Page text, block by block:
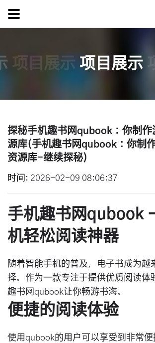
项目展示 项目展示
探秘手机趣书网qubook：你制作
源库(手机趣书网qubook：你制
资源库-继续探秘)
时间 2026-02-09 08:06:37
手机趣书网qubook
机轻松阅读神器
随着智能手机的普及，电子书成为越
择。作为一款专注于提供优质阅读体
趣书网qubook让你畅游书海。
便捷的阅读体验
使用qubook的用户可以享受到非常